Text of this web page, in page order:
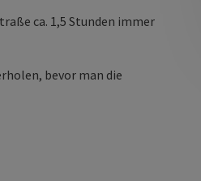
ca. 1,5 Stunden immer
bevor man die